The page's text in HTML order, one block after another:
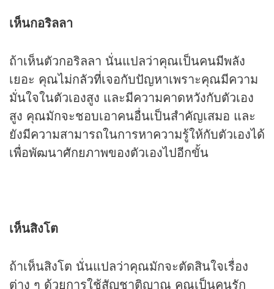
เห็นกอริลลา
ถ้าเห็นตัวกอริลลา นั่นแปลว่าคุณเป็นคนมีพลัง
เยอะ คุณไม่กลัวที่เจอกับปัญหาเพราะคุณมีความ
มั่นใจในตัวเองสูง และมีความคาดหวังกับตัวเอง
สูง คุณมักจะชอบเอาคนอื่นเป็นสำคัญเสมอ และ
ยังมีความสามารถในการหาความรู้ให้กับตัวเองได้
เพื่อพัฒนาศักยภาพของตัวเองไปอีกขั้น
เห็นสิงโต
ถ้าเห็นสิงโต นั่นแปลว่าคุณมักจะตัดสินใจเรื่อง
ต่าง ๆ ด้วยการใช้สัญชาติญาณ คุณเป็นคนรัก